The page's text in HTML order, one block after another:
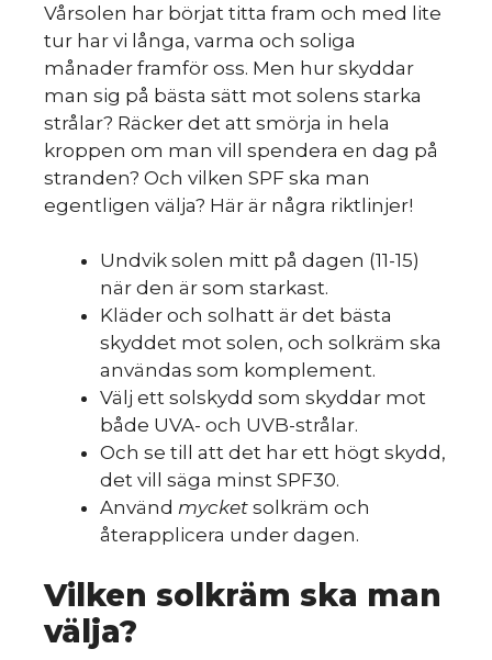
Vårsolen har börjat titta fram och med lite
tur har vi långa, varma och soliga
månader framför oss. Men hur skyddar
man sig på bästa sätt mot solens starka
strålar? Räcker det att smörja in hela
kroppen om man vill spendera en dag på
stranden? Och vilken SPF ska man
egentligen välja? Här är några riktlinjer!
Undvik solen mitt på dagen (11-15)
när den är som starkast.
Kläder och solhatt är det bästa
skyddet mot solen, och solkräm ska
användas som komplement.
Välj ett solskydd som skyddar mot
både UVA- och UVB-strålar.
Och se till att det har ett högt skydd,
det vill säga minst SPF30.
Använd mycket solkräm och
återapplicera under dagen.
Vilken solkräm ska man
välja?